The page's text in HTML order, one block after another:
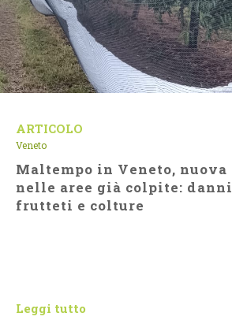
ARTICOLO
Veneto
Maltempo in Veneto,
nelle aree già colpite:
frutteti e colture
Leggi tutto